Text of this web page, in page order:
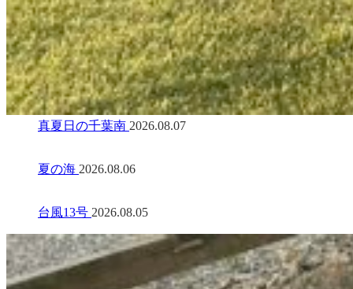
真夏日の千葉南 2026.08.07
夏の海 2026.08.06
台風13号 2026.08.05